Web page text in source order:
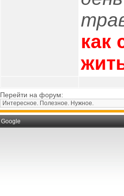
как
Перейти на форум:
Google